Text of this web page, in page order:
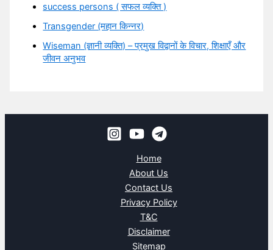
success persons ( सफल व्यक्ति )
Transgender (महान किन्नर)
Wiseman (ज्ञानी व्यक्ति) – प्रमुख विद्वानों के विचार, शिक्षाएँ और
जीवन अनुभव
Home
About Us
Contact Us
Privacy Policy
T&C
Disclaimer
Sitemap